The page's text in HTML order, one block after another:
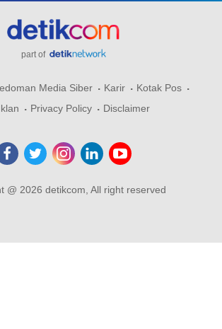
part of
Media Siber Karir
Kotak Pos
Privacy Policy Disclaimer
@ 2026 detikcom, All right reserved